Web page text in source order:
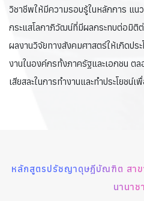
วิชาชีพให้มีความรอบรู้ในหลักการ แ
กระแสโลกาภิวัฒน์ที่มีผลกระทบต่อมิติ
ผลงานวิจัยทางสังคมศาสตร์ให้เกิดปร
งานในองค์กรทั้งภาครัฐและเอกชน
เสียสละในการทำงานและทำประโยชน์เ
หลักสูตรปรัชญาดุษฎีบัณฑิต สาข
นานาช